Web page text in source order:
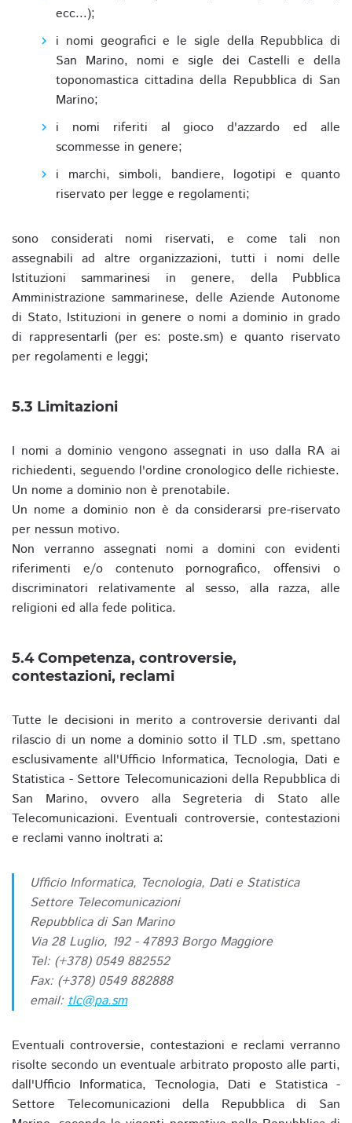
ecc...);
i nomi geografici e le sigle della Repubblica di
San Marino, nomi e sigle dei Castelli e della
toponomastica cittadina della Repubblica di San
Marino;
i nomi riferiti al gioco d'azzardo ed alle
scommesse in genere;
i marchi, simboli, bandiere, logotipi e quanto
riservato per legge e regolamenti;
sono considerati nomi riservati, e come tali non
assegnabili ad altre organizzazioni, tutti i nomi delle
Istituzioni sammarinesi in genere, della Pubblica
Amministrazione sammarinese, delle Aziende Autonome
di Stato, Istituzioni in genere o nomi a dominio in grado
di rappresentarli (per es: poste.sm) e quanto riservato
per regolamenti e leggi;
5.3 Limitazioni
I nomi a dominio vengono assegnati in uso dalla RA ai
richiedenti, seguendo l'ordine cronologico delle richieste.
Un nome a dominio non è prenotabile.
Un nome a dominio non è da considerarsi pre-riservato
per nessun motivo.
Non verranno assegnati nomi a domini con evidenti
riferimenti e/o contenuto pornografico, offensivi o
discriminatori relativamente al sesso, alla razza, alle
religioni ed alla fede politica.
5.4 Competenza, controversie,
contestazioni, reclami
Tutte le decisioni in merito a controversie derivanti dal
rilascio di un nome a dominio sotto il TLD .sm, spettano
esclusivamente all'Ufficio Informatica, Tecnologia, Dati e
Statistica - Settore Telecomunicazioni della Repubblica di
San Marino, ovvero alla Segreteria di Stato alle
Telecomunicazioni. Eventuali controversie, contestazioni
e reclami vanno inoltrati a:
Ufficio Informatica, Tecnologia, Dati e Statistica
Settore Telecomunicazioni
Repubblica di San Marino
Via 28 Luglio, 192 - 47893 Borgo Maggiore
Tel: (+378) 0549 882552
Fax: (+378) 0549 882888
email: tlc@pa.sm
Eventuali controversie, contestazioni e reclami verranno
risolte secondo un eventuale arbitrato proposto alle parti,
dall'Ufficio Informatica, Tecnologia, Dati e Statistica -
Settore Telecomunicazioni della Repubblica di San